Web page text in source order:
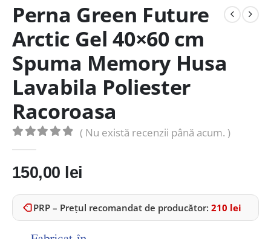
Perna Green Future
Arctic Gel 40×60 cm
Spuma Memory Husa
Lavabila Poliester
Racoroasa
( Nu există recenzii până acum. )
150,00 lei
PRP – Prețul recomandat de producător: 210 lei